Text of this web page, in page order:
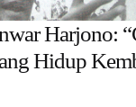
Harjono:
Hidup